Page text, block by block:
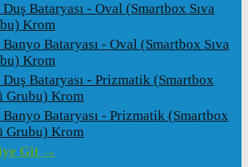
Bataryası - Oval (Smartbox Sıva
Krom
Bataryası - Oval (Smartbox Sıva
Krom
Bataryası - Prizmatik (Smartbox
Grubu) Krom
Bataryası - Prizmatik (Smartbox
Grubu) Krom
Git →